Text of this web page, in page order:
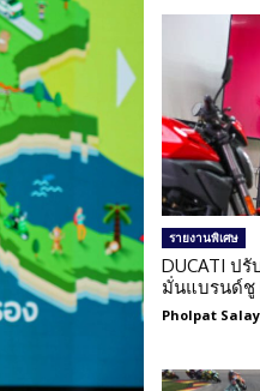
รายงานพิเศษ
DUCATI ป
มั่นแบรนด์ชู
Pholpat